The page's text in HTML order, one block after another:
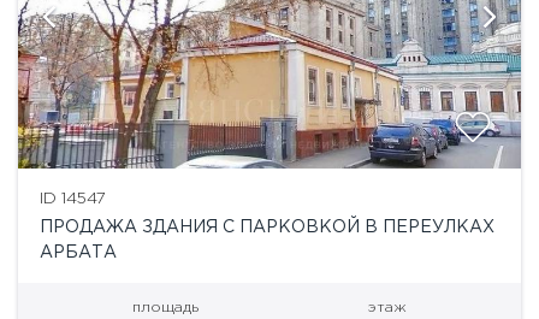
ID 14547
ПРОДАЖА ЗДАНИЯ С ПАРКОВКОЙ В ПЕРЕУЛКАХ
АРБАТА
площадь этаж